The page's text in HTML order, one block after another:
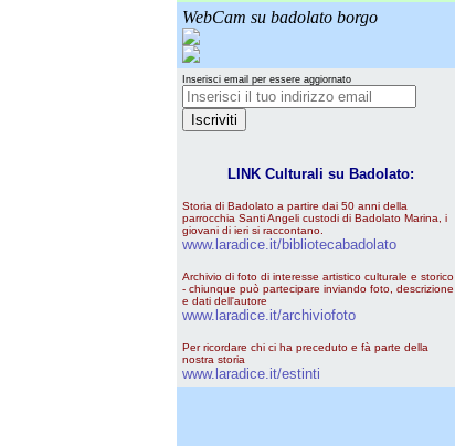
WebCam su badolato borgo
Inserisci email per essere aggiornato
LINK Culturali su Badolato:
Storia di Badolato a partire dai 50 anni della
parrocchia Santi Angeli custodi di Badolato Marina, i
giovani di ieri si raccontano.
www.laradice.it/bibliotecabadolato
Archivio di foto di interesse artistico culturale e storico
- chiunque può partecipare inviando foto, descrizione
e dati dell'autore
www.laradice.it/archiviofoto
Per ricordare chi ci ha preceduto e fà parte della
nostra storia
www.laradice.it/estinti